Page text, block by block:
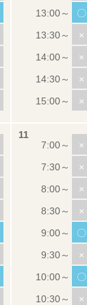
〇
×
×
×
×
×
×
×
×
〇
×
〇
×